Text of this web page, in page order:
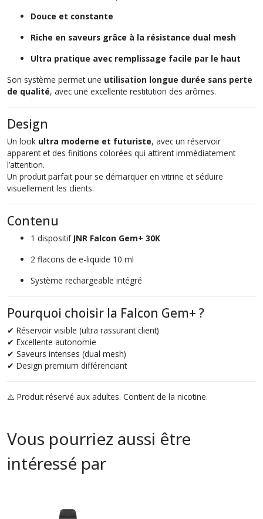
Douce et constante
Riche en saveurs grâce à la résistance dual mesh
Ultra pratique avec remplissage facile par le haut
Son système permet une utilisation longue durée sans perte
de qualité, avec une excellente restitution des arômes.
Design
Un look ultra moderne et futuriste, avec un réservoir
apparent et des finitions colorées qui attirent immédiatement
l’attention.
Un produit parfait pour se démarquer en vitrine et séduire
visuellement les clients.
Contenu
1 dispositif JNR Falcon Gem+ 30K
2 flacons de e-liquide 10 ml
Système rechargeable intégré
Pourquoi choisir la Falcon Gem+ ?
✔ Réservoir visible (ultra rassurant client)
✔ Excellente autonomie
✔ Saveurs intenses (dual mesh)
✔ Design premium différenciant
⚠️ Produit réservé aux adultes. Contient de la nicotine.
Vous pourriez aussi être
intéressé par